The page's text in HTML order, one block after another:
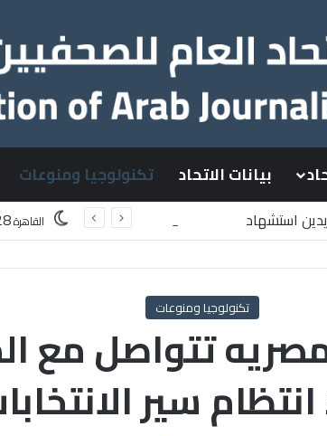
بيانات الاتحاد تكنولوجيا ومنوعات
استشهاد
القاهرة
تكنولوجيا ومنوعات
تتواصل مع
سير